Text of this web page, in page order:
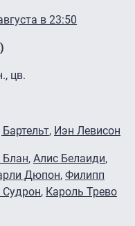
в 23:50
цв.
, Иэн Левисон
, Алис Белаиди,
Дюпон, Филипп
Судрон, Кароль Трево